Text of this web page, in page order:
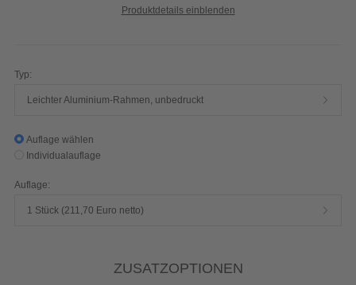
Produktdetails einblenden
Typ:
Leichter Aluminium-Rahmen, unbedruckt
Auflage wählen
Individualauflage
Auflage:
1 Stück (211,70 Euro netto)
ZUSATZOPTIONEN